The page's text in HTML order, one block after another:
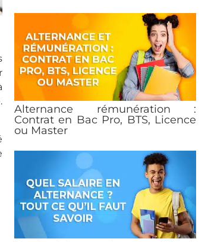
Alternance rémunération :
Contrat en Bac Pro, BTS, Licence
ou Master